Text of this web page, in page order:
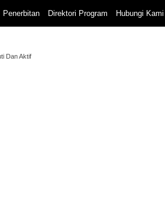
Penerbitan Direktori Program Hubungi Kami
Dan Aktif